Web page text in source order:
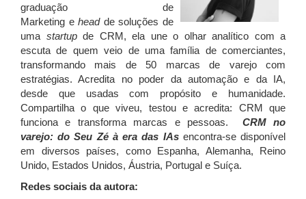
graduação de
Marketing eheadde soluções de
uma startupde CRM, ela une o olhar analítico com a
escuta de quem veio de uma família de comerciantes,
transformando mais de 50 marcas de varejo com
estratégias. Acredita no poder da automação e da IA,
desde que usadas com propósito e humanidade.
Compartilha o que viveu, testou e acredita: CRM que
funciona e transforma marcas e pessoas. CRM no
varejo: do Seu Zé à era das IAs encontra-se disponível
em diversos países, como Espanha, Alemanha, Reino
Unido, Estados Unidos, Áustria, Portugal e Suíça.
Redes sociais da autora: